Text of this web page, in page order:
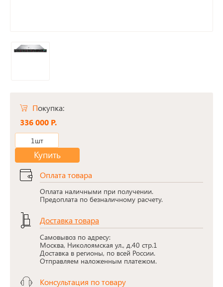
Покупка:
336 000 Р.
1шт
Купить
Оплата товара
Оплата наличными при получении.
Предоплата по безналичному расчету.
Доставка товара
Самовывоз по адресу:
Москва, Николоямская ул., д.40 стр.1
Доставка в регионы, по всей России.
Отправляем наложенным платежом.
Консультация по товару